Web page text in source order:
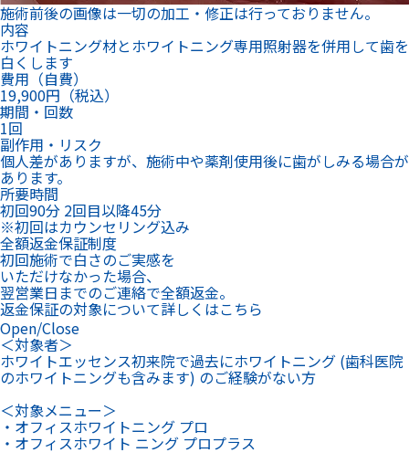
施術前後の画像は一切の加工・修正は行っておりません。
内容
ホワイトニング材とホワイトニング専用照射器を併用して歯を
白くします
費用（自費）
19,900円（税込）
期間・回数
1回
副作用・リスク
個人差がありますが、施術中や薬剤使用後に歯がしみる場合が
あります。
所要時間
初回90分 2回目以降45分
※初回はカウンセリング込み
全額返金保証制度
初回施術で白さのご実感を
いただけなかった場合、
翌営業日までのご連絡で全額返金。
返金保証の対象について詳しくはこちら
Open/Close
＜対象者＞
ホワイトエッセンス初来院で過去にホワイトニング (歯科医院
のホワイトニングも含みます) のご経験がない方
＜対象メニュー＞
・オフィスホワイトニング プロ
・オフィスホワイト ニング プロプラス